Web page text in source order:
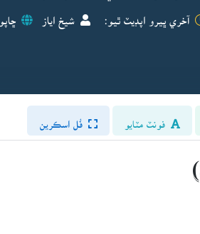
آخري ڀيرو اپڊيٽ ٿيو: شيخ اياز
فونٽ مٽايو فُل اسڪرين